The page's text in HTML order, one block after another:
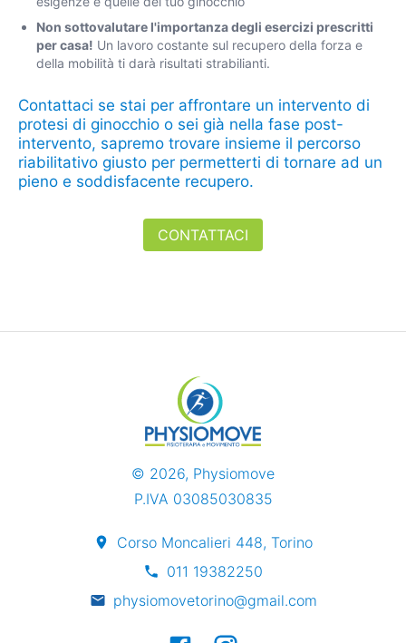
Non sottovalutare l'importanza degli esercizi prescritti
per casa! Un lavoro costante sul recupero della forza e
della mobilità ti darà risultati strabilianti.
Contattaci se stai per affrontare un intervento di
protesi di ginocchio o sei già nella fase post-
intervento, sapremo trovare insieme il percorso
riabilitativo giusto per permetterti di tornare ad un
pieno e soddisfacente recupero.
CONTATTACI
© 2026, Physiomove
P.IVA 03085030835
Corso Moncalieri 448, Torino
011 19382250
physiomovetorino@gmail.com